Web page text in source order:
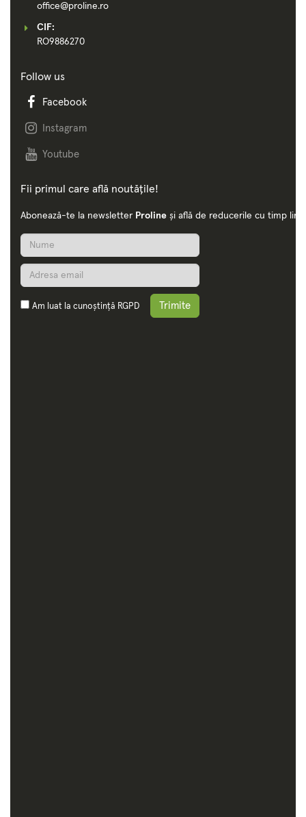
office@proline.ro
CIF:
RO9886270
Follow us
Facebook
Instagram
Youtube
Fii primul care află noutățile!
Abonează-te la newsletter Proline și află de reducerile cu timp
Am luat la cunoștință RGPD Trimite